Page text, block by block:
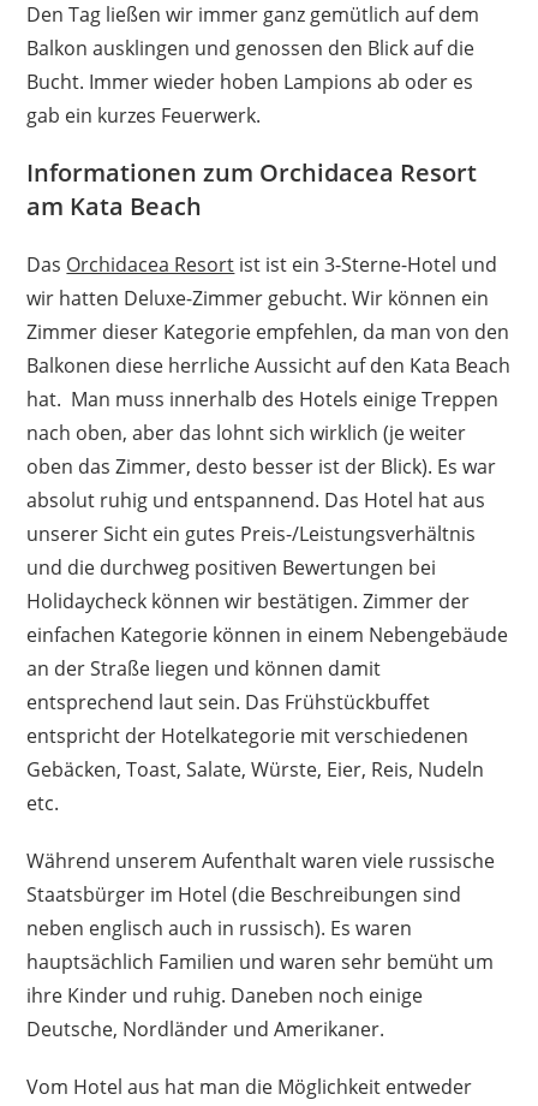
Den Tag ließen wir immer ganz gemütlich auf dem
Balkon ausklingen und genossen den Blick auf die
Bucht. Immer wieder hoben Lampions ab oder es
gab ein kurzes Feuerwerk.
Informationen zum Orchidacea Resort
am Kata Beach
Das Orchidacea Resort ist ist ein 3-Sterne-Hotel und
wir hatten Deluxe-Zimmer gebucht. Wir können ein
Zimmer dieser Kategorie empfehlen, da man von den
Balkonen diese herrliche Aussicht auf den Kata Beach
hat. Man muss innerhalb des Hotels einige Treppen
nach oben, aber das lohnt sich wirklich (je weiter
oben das Zimmer, desto besser ist der Blick). Es war
absolut ruhig und entspannend. Das Hotel hat aus
unserer Sicht ein gutes Preis-/Leistungsverhältnis
und die durchweg positiven Bewertungen bei
Holidaycheck können wir bestätigen. Zimmer der
einfachen Kategorie können in einem Nebengebäude
an der Straße liegen und können damit
entsprechend laut sein. Das Frühstückbuffet
entspricht der Hotelkategorie mit verschiedenen
Gebäcken, Toast, Salate, Würste, Eier, Reis, Nudeln
etc.
Während unserem Aufenthalt waren viele russische
Staatsbürger im Hotel (die Beschreibungen sind
neben englisch auch in russisch). Es waren
hauptsächlich Familien und waren sehr bemüht um
ihre Kinder und ruhig. Daneben noch einige
Deutsche, Nordländer und Amerikaner.
Vom Hotel aus hat man die Möglichkeit entweder